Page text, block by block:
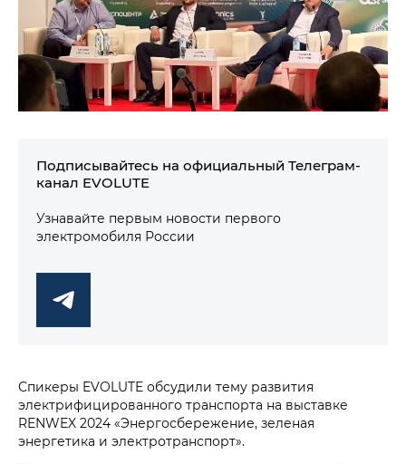
Подписывайтесь на официальный Телеграм-
канал EVOLUTE
Узнавайте первым новости первого
электромобиля России
Спикеры EVOLUTE обсудили тему развития
электрифицированного транспорта на выставке
RENWEX 2024 «Энергосбережение, зеленая
энергетика и электротранспорт».